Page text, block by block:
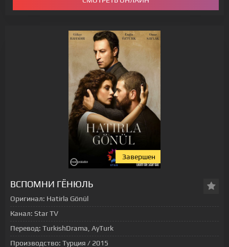
Завершен
ВСПОМНИ ГЁНЮЛЬ
Оригинал: Hatirla Gönül
Канал: Star TV
Перевод: TurkishDrama, AyTurk
Производство: Турция / 2015